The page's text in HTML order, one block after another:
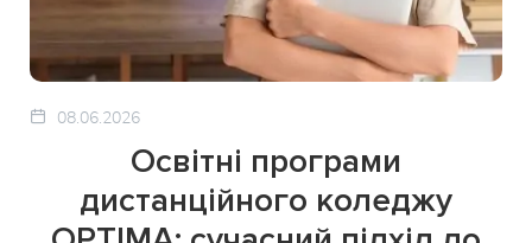
08.06.2026
Освітні програми
дистанційного коледжу